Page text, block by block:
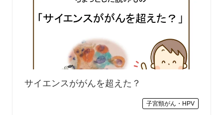
サイエンスががんを超えた？
子宮頸がん・HPV